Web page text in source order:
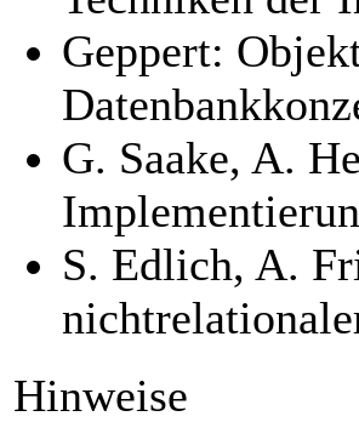
Geppert:
G. Saake, A.
S. Edlich, A.
Hinweise